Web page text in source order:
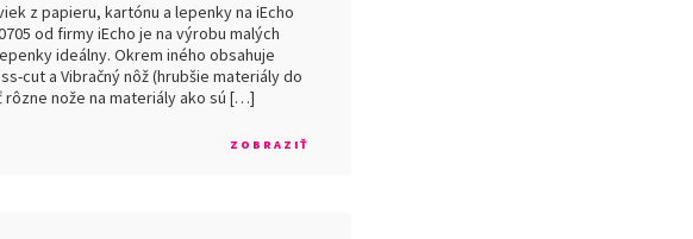
z papieru, kartónu a lepenky na iEcho
od firmy iEcho je na výrobu malých
ideálny. Okrem iného obsahuje
cut a Vibračný nôž (hrubšie materiály do
nože na materiály ako sú […]
ZOBRAZIŤ